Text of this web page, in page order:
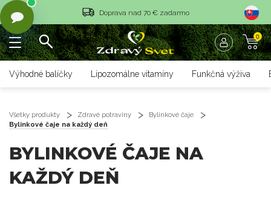
Doprava nad 70 € zadarmo
Vrátenie tovaru do 14 dní
Vrátenie tovaru do 14 dní
0
Výhodné balíčky Lipozomálne vitamíny Funkčná výživa
Všetky produkty Zdravé potraviny
Bylinkové čaje
Bylinkové čaje na každý deň
BYLINKOVÉ ČAJE NA
KAŽDÝ DEŇ